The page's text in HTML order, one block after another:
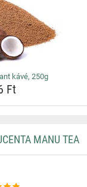
kávé, 250g
Ft
MANU TEA